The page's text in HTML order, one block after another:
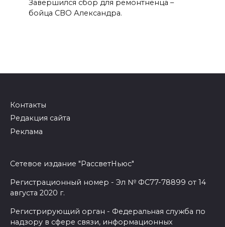
Завершился сбор для ремонтненца –
бойца СВО Александра.
Контакты
Редакция сайта
Реклама
Сетевое издание "РассветНьюс"
Регистрационный номер - Эл № ФС77-78899 от 14
августа 2020 г.
Регистрирующий орган - Федеральная служба по
надзору в сфере связи, информационных